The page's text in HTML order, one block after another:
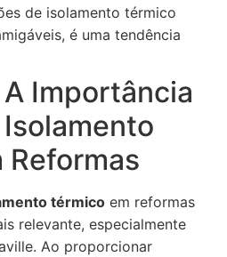
de isolamento térmico
é uma tendência
Importância
Reformas
térmico em reformas
relevante, especialmente
Ao proporcionar